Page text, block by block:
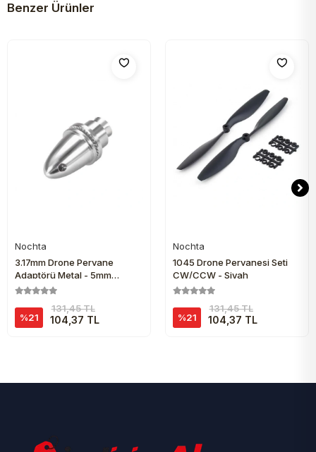
Benzer Ürünler
Nochta
3.17mm Drone Pervane
Adaptörü Metal - 5mm
Pervane Uyumlu
%21
131,45 TL
104,37 TL
Nochta
1045 Drone Pervanesi Seti
CW/CCW - Siyah
%21
131,45 TL
104,37 TL